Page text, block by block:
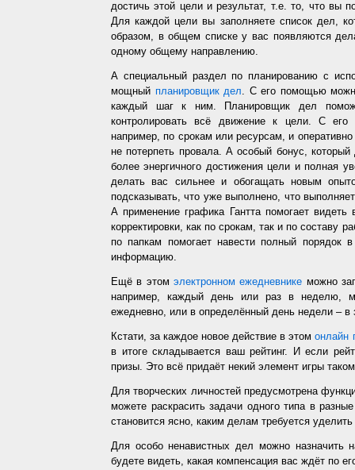
достичь этой цели и результат, т.е. то, что вы
Для каждой цели вы заполняете список дел,
образом, в общем списке у вас появляются
одному общему направлению.
А специальный раздел по планированию с
мощный планировщик дел. С его помощью
каждый шаг к ним. Планировщик дел
контролировать всё движение к цели. С
например, по срокам или ресурсам, и
не потерпеть провала. А особый бонус,
более энергичного достижения цели и полная
делать вас сильнее и обогащать новым
подсказывать, что уже выполнено, что
А применение графика Гантта помогает
корректировки, как по срокам, так и по составу
по папкам помогает навести полный порядок
информацию.
Ещё в этомэлектронном ежедневнике можно
например, каждый день или раз в неделю,
ежедневно, или в определённый день недели – в
Кстати, за каждое новое действие в этомонлайн
в итоге складывается ваш рейтинг. И если
призы. Это всё придаёт некий элемент игры
Для творческих личностей предусмотрена
можете раскрасить задачи одного типа в
становится ясно, каким делам требуется
Для особо ненавистных дел можно назначить
будете видеть, какая компенсация вас ждёт по